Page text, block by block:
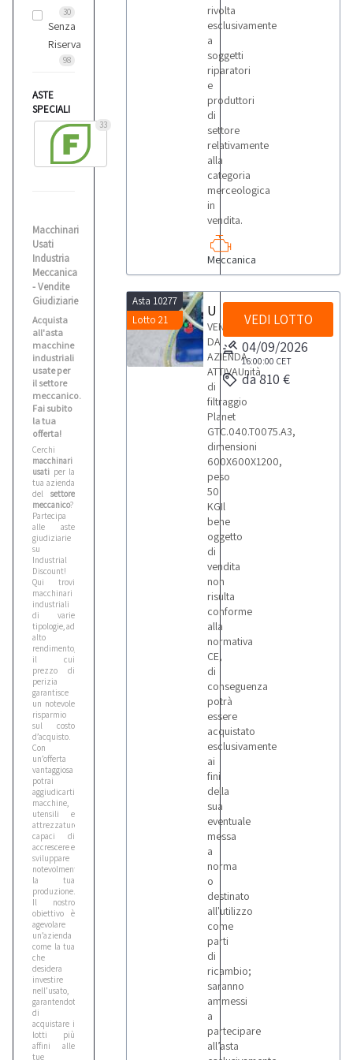
30
Senza
Riserva
98
ASTE
SPECIALI
33
Macchinari
Usati
Industria
Meccanica
- Vendite
Giudiziarie
Acquista
all'asta
macchine
industriali
usate per
il settore
meccanico.
Fai subito
la tua
offerta!
Cerchi
macchinari
usati per la
tua azienda
del settore
meccanico?
Partecipa
alle aste
giudiziarie
su
Industrial
Discount!
Qui trovi
macchinari
industriali
di varie
tipologie, ad
alto
rendimento,
il cui
prezzo di
perizia
garantisce
un notevole
risparmio
sul costo
d’acquisto.
Con
un’offerta
vantaggiosa
potrai
aggiudicarti
macchine,
utensili e
attrezzature
capaci di
accrescere e
sviluppare
notevolmente
la tua
produzione.
Il nostro
obiettivo è
agevolare
un’azienda
come la tua
che
desidera
investire
nell’usato,
garantendoti
di
acquistare i
lotti più
affini alle
tue
rivolta
esclusivamente
a
soggetti
riparatori
e
produttori
di
settore
relativamente
alla
categoria
merceologica
in
vendita.
Meccanica
Asta 10277
Lotto 21
VENDITA
DA
AZIENDA
ATTIVAUnità
di
filtraggio
Planet
GTC.040.T0075.A3,
dimensioni
600X600X1200,
peso
50
KGIl
bene
oggetto
di
vendita
non
risulta
conforme
alla
normativa
CE,
di
conseguenza
potrà
essere
acquistato
esclusivamente
ai
fini
della
sua
eventuale
messa
a
norma
o
destinato
all'utilizzo
come
parti
di
ricambio;
saranno
ammessi
a
partecipare
all’asta
VEDI LOTTO
04/09/2026
16:00:00 CET
da 810 €